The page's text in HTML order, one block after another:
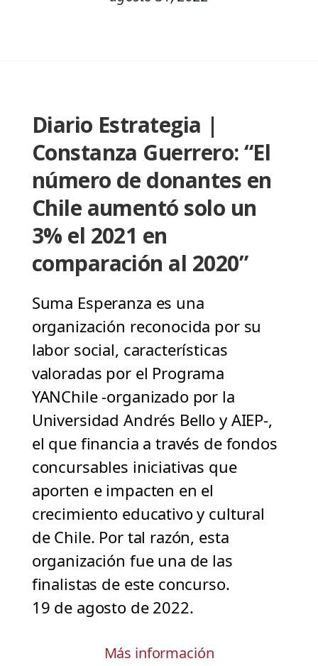
Diario Estrategia |
Constanza Guerrero: “El
número de donantes en
Chile aumentó solo un
3% el 2021 en
comparación al 2020”
Suma Esperanza es una
organización reconocida por su
labor social, características
valoradas por el Programa
YANChile -organizado por la
Universidad Andrés Bello y AIEP-,
el que financia a través de fondos
concursables iniciativas que
aporten e impacten en el
crecimiento educativo y cultural
de Chile. Por tal razón, esta
organización fue una de las
finalistas de este concurso.
19 de agosto de 2022.
Más información